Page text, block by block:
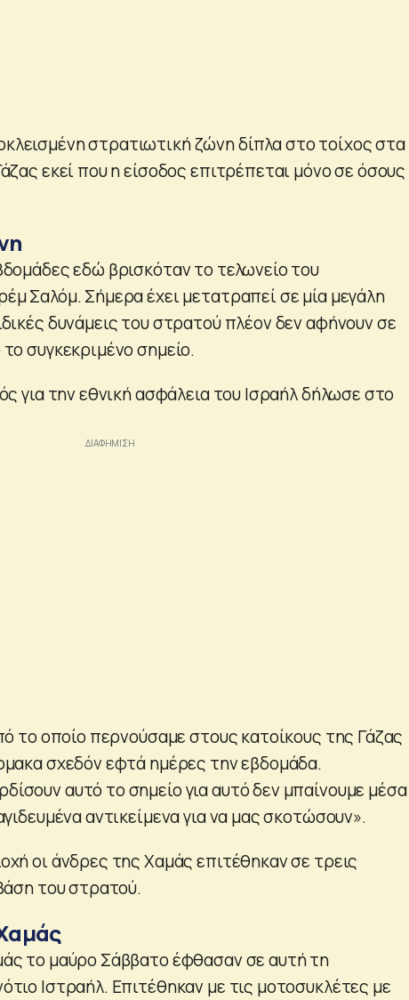
στρατιωτική ζώνη δίπλα στο τοίχος στα
εκεί που η είσοδος επιτρέπεται μόνο σε όσους
εδώ βρισκόταν το τελωνείο του
Σαλόμ. Σήμερα έχει μετατραπεί σε μία μεγάλη
δυνάμεις του στρατού πλέον δεν αφήνουν σε
συγκεκριμένο σημείο.
για την εθνική ασφάλεια του Ισραήλ δήλωσε στο
το οποίο περνούσαμε στους κατοίκους της Γάζας
σχεδόν εφτά ημέρες την εβδομάδα.
αυτό το σημείο για αυτό δεν μπαίνουμε μέσα
αντικείμενα για να μας σκοτώσουν».
οι άνδρες της Χαμάς επιτέθηκαν σε τρεις
του στρατού.
το μαύρο Σάββατο έφθασαν σε αυτή τη
Ιστραήλ. Επιτέθηκαν με τις μοτοσυκλέτες με